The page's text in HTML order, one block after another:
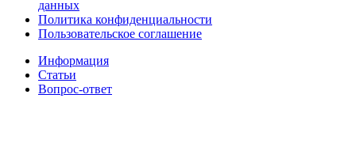
данных
Политика конфиденциальности
Пользовательское соглашение
Информация
Статьи
Вопрос-ответ